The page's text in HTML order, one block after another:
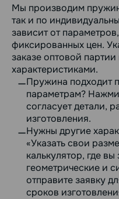
Мы производим
так и по
зависит от
фиксированных цен.
заказе оптовой
характеристиками.
Пружина подходит
параметрам?
согласует детали,
изготовления.
Нужны другие
«Указать свои
калькулятор, где
геометрические и
отправите заявку
сроков